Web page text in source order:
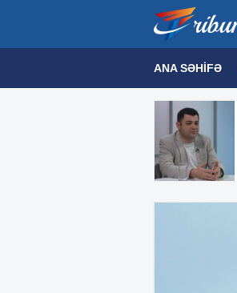
ANA SƏHIFƏ
MƏDƏNIYYƏT